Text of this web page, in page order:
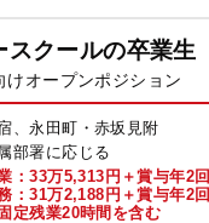
スクールの卒業生
けオープンポジション
、永田町・赤坂見附
部署に応じる
：33万5,313円＋賞与年2回
：31万2,188円＋賞与年2回
定残業20時間を含む